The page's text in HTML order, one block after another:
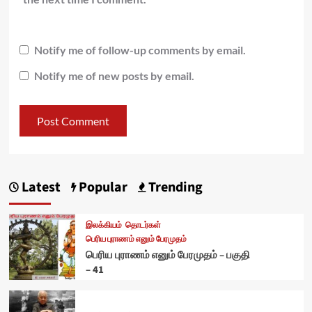
Notify me of follow-up comments by email.
Notify me of new posts by email.
Latest Popular Trending
இலக்கியம் தொடர்கள்
பெரிய புராணம் எனும் பேரமுதம்
பெரிய புராணம் எனும் பேரமுதம் – பகுதி
– 41